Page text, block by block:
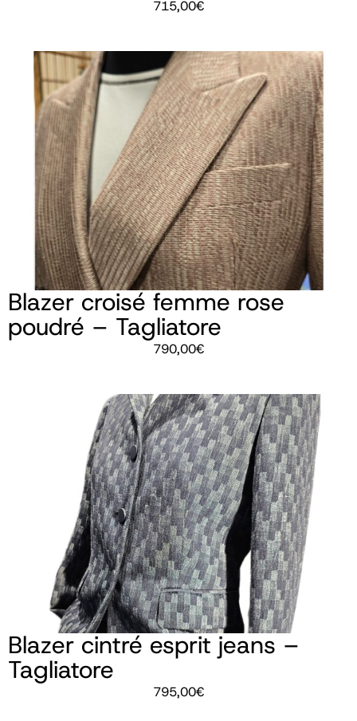
715,00€
Blazer croisé femme rose
poudré – Tagliatore
790,00€
Blazer cintré esprit jeans –
Tagliatore
795,00€